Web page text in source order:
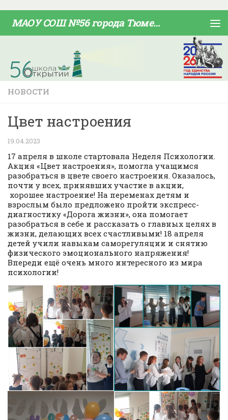
МАОУ СОШ №56 города Тюмени
НОВОСТИ
Цвет настроения
19.04.2023
17 апреля в школе стартовала Неделя Психологии.
Акция «Цвет настроения», помогла учащимся
разобраться в цвете своего настроения. Оказалось,
почти у всех, принявших участие в акции,
хорошее настроение! На переменах детям и
взрослым было предложено пройти экспресс-
диагностику «Дорога жизни», она помогает
разобраться в себе и рассказать о главных целях в
жизни, делающих всех счастливыми! 18 апреля
детей учили навыкам саморегуляции и снятию
физического эмоционального напряжения!
Впереди ещё очень много интересного из мира
психологии!